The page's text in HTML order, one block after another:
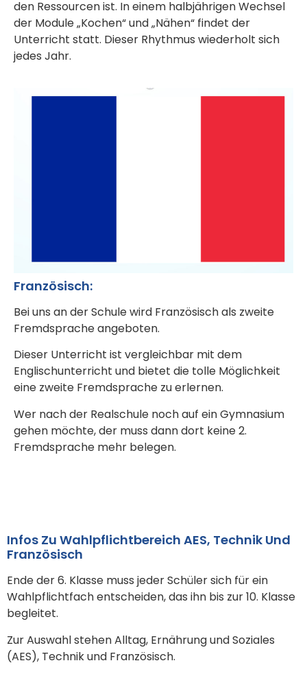
den Ressourcen ist. In einem halbjährigen Wechsel
der Module „Kochen“ und „Nähen“ findet der
Unterricht statt. Dieser Rhythmus wiederholt sich
jedes Jahr.
Französisch:
Bei uns an der Schule wird Französisch als zweite
Fremdsprache angeboten.
Dieser Unterricht ist vergleichbar mit dem
Englischunterricht und bietet die tolle Möglichkeit
eine zweite Fremdsprache zu erlernen.
Wer nach der Realschule noch auf ein Gymnasium
gehen möchte, der muss dann dort keine 2.
Fremdsprache mehr belegen.
Infos Zu Wahlpflichtbereich AES, Technik Und
Französisch
Ende der 6. Klasse muss jeder Schüler sich für ein
Wahlpflichtfach entscheiden, das ihn bis zur 10. Klasse
begleitet.
Zur Auswahl stehen Alltag, Ernährung und Soziales
(AES), Technik und Französisch.